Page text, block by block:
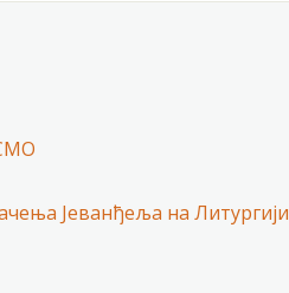
Јеванђеља на Литургији